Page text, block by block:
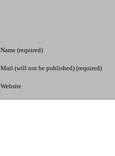
Name (required)
Mail (will not be published) (required)
Website